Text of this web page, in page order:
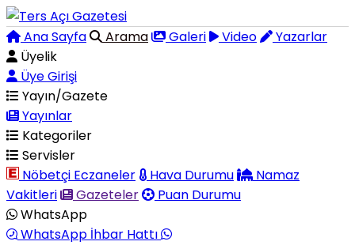
Ana Sayfa Arama Galeri Video
Yazarlar
Üyelik
Üye Girişi
Yayın/Gazete
Yayınlar
Kategoriler
Servisler
Nöbetçi Eczaneler
Hava Durumu
Namaz
Vakitleri
Gazeteler
Puan Durumu
WhatsApp
WhatsApp İhbar Hattı